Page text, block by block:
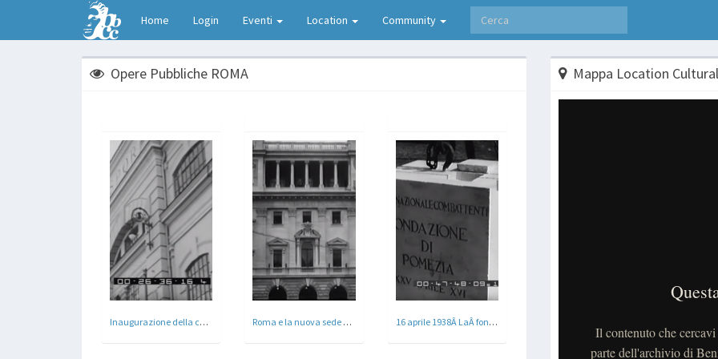
Home Login Eventi Location Community
Opere Pubbliche ROMA
Inaugurazione della centrale elettrica di S. Paolo - Roma Roma e la nuova sede dell'UniversitÃ Gregoriana - Roma 1930 16 aprile 1938Â LaÂ fondazioneÂ - Pomezia a Roma
Mappa Location